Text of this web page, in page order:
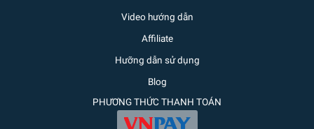
Video hướng dẫn
Affiliate
Hưỡng dẫn sử dụng
Blog
PHƯƠNG THỨC THANH TOÁN